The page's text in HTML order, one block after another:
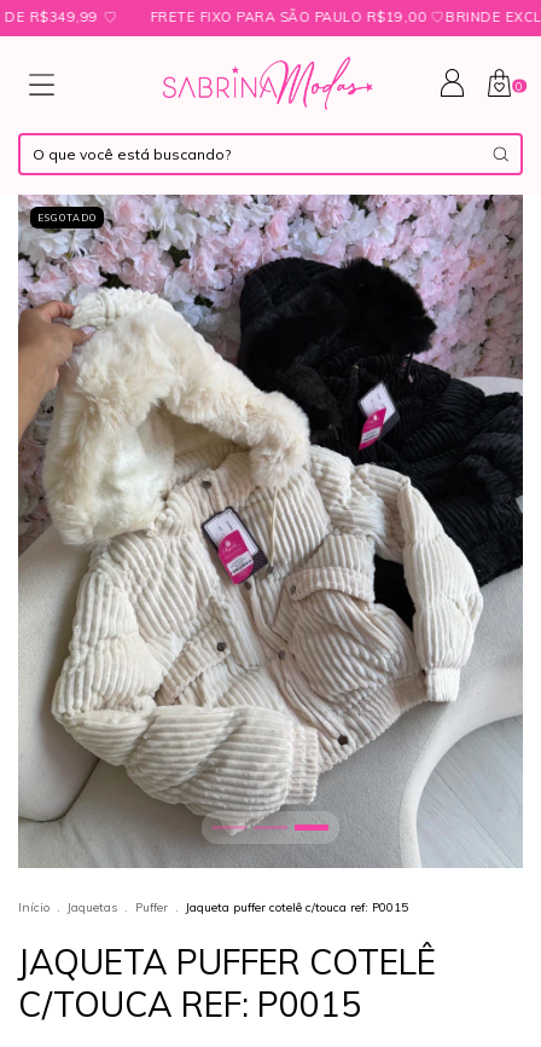
ㅤ♡ FRETE FIXO PARA SÃO PAULO R$19,00 ㅤ♡ㅤBRINDE
0
ESGOTADO
Início . Jaquetas . Puffer . Jaqueta puffer cotelê c/touca ref: P0015
JAQUETA PUFFER COTELÊ
C/TOUCA REF: P0015